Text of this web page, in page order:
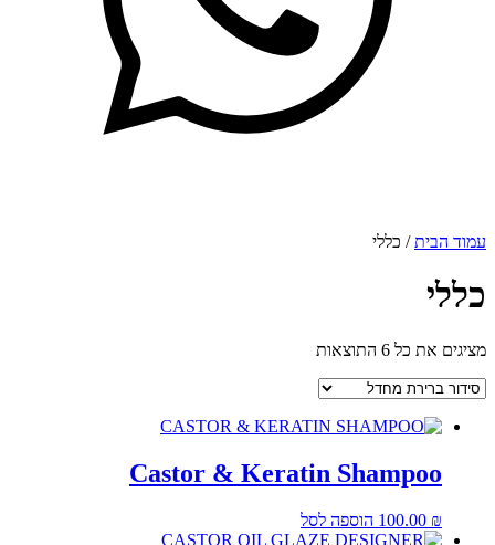
עמוד הבית/ כללי
כללי
מציגים את כל ⁦6⁩ התוצאות
Castor & Keratin Shampoo
100.00 ₪ הוספה לסל